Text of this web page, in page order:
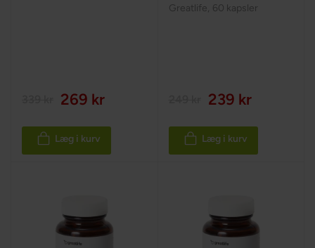
269 kr
Læg i kurv
Greatlife 60 kapsler
239 kr
Læg i kurv